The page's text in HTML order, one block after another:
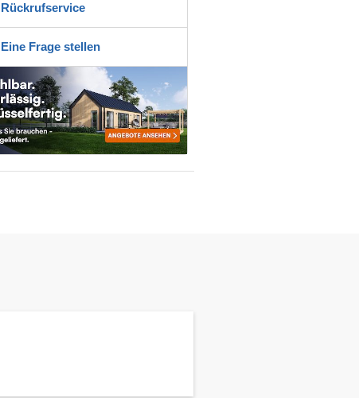
Rückrufservice
Eine Frage stellen